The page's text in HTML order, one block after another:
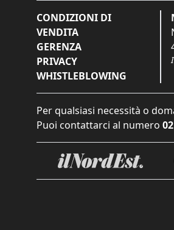
CONDIZIONI DI
VENDITA
GERENZA
PRIVACY
WHISTLEBLOWING
Per qualsiasi necessità o
Puoi contattarci al numero